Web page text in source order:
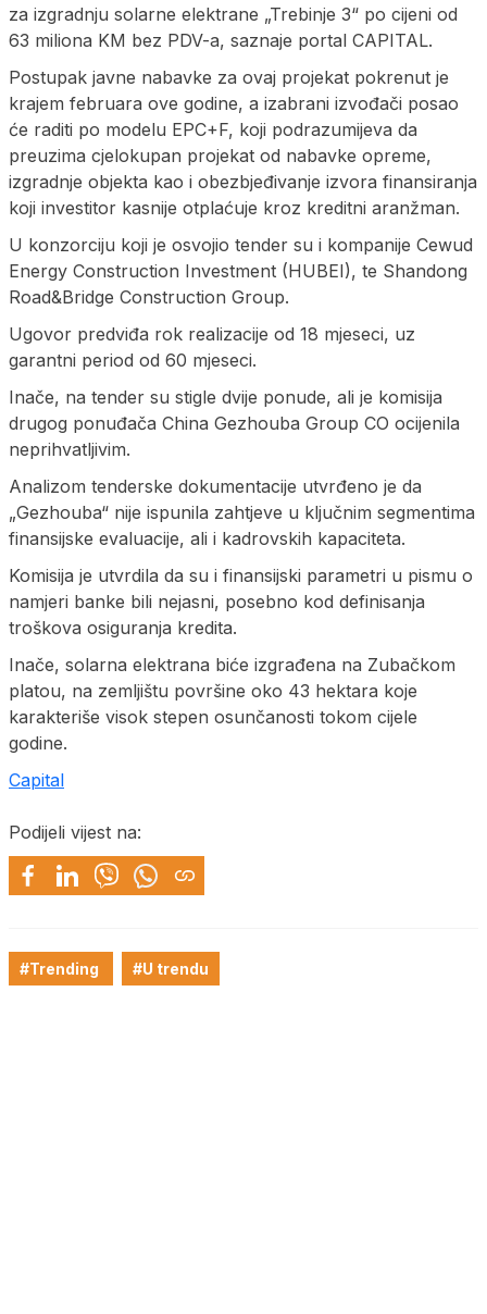
za izgradnju solarne elektrane „Trebinje 3“ po cijeni od
63 miliona KM bez PDV-a, saznaje portal CAPITAL.
Postupak javne nabavke za ovaj projekat pokrenut je
krajem februara ove godine, a izabrani izvođači posao
će raditi po modelu EPC+F, koji podrazumijeva da
preuzima cjelokupan projekat od nabavke opreme,
izgradnje objekta kao i obezbjeđivanje izvora finansiranja
koji investitor kasnije otplaćuje kroz kreditni aranžman.
U konzorciju koji je osvojio tender su i kompanije Cewud
Energy Construction Investment (HUBEI), te Shandong
Road&Bridge Construction Group.
Ugovor predviđa rok realizacije od 18 mjeseci, uz
garantni period od 60 mjeseci.
Inače, na tender su stigle dvije ponude, ali je komisija
drugog ponuđača China Gezhouba Group CO ocijenila
neprihvatljivim.
Analizom tenderske dokumentacije utvrđeno je da
„Gezhouba“ nije ispunila zahtjeve u ključnim segmentima
finansijske evaluacije, ali i kadrovskih kapaciteta.
Komisija je utvrdila da su i finansijski parametri u pismu o
namjeri banke bili nejasni, posebno kod definisanja
troškova osiguranja kredita.
Inače, solarna elektrana biće izgrađena na Zubačkom
platou, na zemljištu površine oko 43 hektara koje
karakteriše visok stepen osunčanosti tokom cijele
godine.
Capital
Podijeli vijest na:
#Trending #U trendu